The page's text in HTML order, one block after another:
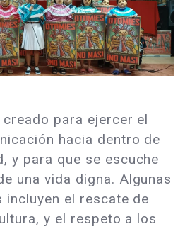
creado para ejercer el
hacia dentro de
y para que se escuche
una vida digna. Algunas
incluyen el rescate de
y el respeto a los